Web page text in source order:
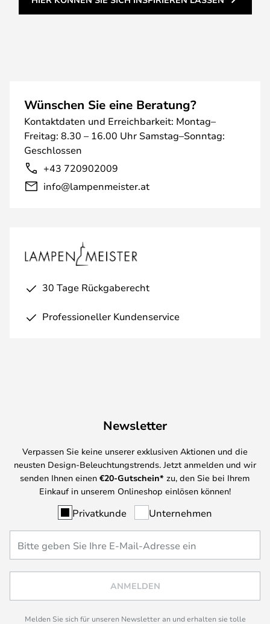
Wünschen Sie eine Beratung?
Kontaktdaten und Erreichbarkeit: Montag–
Freitag: 8.30 – 16.00 Uhr Samstag–Sonntag:
Geschlossen
+43 720902009
info@lampenmeister.at
30 Tage Rückgaberecht
Professioneller Kundenservice
Newsletter
Verpassen Sie keine unserer exklusiven Aktionen und die
neusten Design-Beleuchtungstrends. Jetzt anmelden und wir
senden Ihnen einen €20-Gutschein* zu, den Sie bei Ihrem
Einkauf in unserem Onlineshop einlösen können!
Privatkunde Unternehmen
ANMELDEN
Melden Sie sich für unseren Newsletter an und erhalten sie tolle